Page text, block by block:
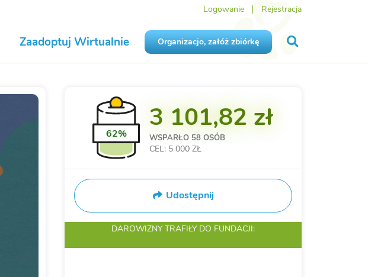
Logowanie Rejestracja
Zaadoptuj Wirtualnie Organizacjo, załóż zbiórkę
62%
3 101,82 zł
WSPARŁO 58 OSÓB
CEL: 5 000 ZŁ
Udostępnij
DAROWIZNY TRAFIŁY DO FUNDACJI: